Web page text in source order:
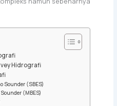
Hidrografi
Sounder (SBES)
(MBES)